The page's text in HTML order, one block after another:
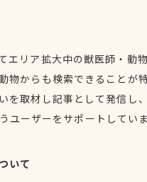
エリア拡大中の獣医師・動
物からも検索できることが
を取材し記事として発信し
ユーザーをサポートしてい
いて